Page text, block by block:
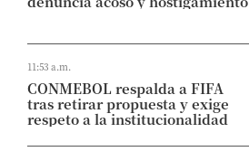
11:53 a.m.
CONMEBOL respalda a FIFA
tras retirar propuesta y exige
respeto a la institucionalidad